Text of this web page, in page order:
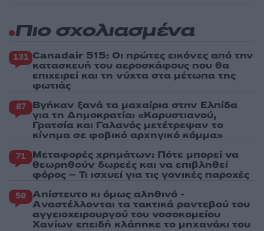
Πιο σχολιασμένα
131 Canadair 515: Οι πρώτες εικόνες από την
κατασκευή του αεροσκάφους που θα
επιχειρεί και τη νύχτα στα μέτωπα της
φωτιάς
87 Βγήκαν ξανά τα μαχαίρια στην Ελπίδα
για τη Δημοκρατία: «Καρυστιανού,
Γρατσία και Γαλανός μετέτρεψαν το
κίνημα σε φοβικό αρχηγικό κόμμα»
71 Μεταφορές χρημάτων: Πότε μπορεί να
θεωρηθούν δωρεές και να επιβληθεί
φόρος – Τι ισχυεί για τις γονικές παροχές
59 Απίστευτο κι όμως αληθινό -
Aναστέλλονται τα τακτικά ραντεβού του
αγγειοχειρουργού του νοσοκομείου
Χανίων επειδή κλάπηκε το μηχανάκι του